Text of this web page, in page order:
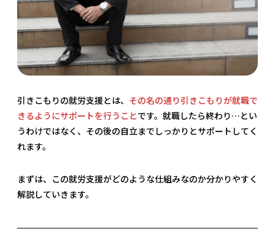
引きこもりの就労支援とは、 その名の通り引きこもりが就職で
きるようにサポートを行うことです。就職したら終わり…とい
うわけではなく、その後の自立までしっかりとサポートしてく
れます。
まずは、この就労支援がどのような仕組みなのか分かりやすく
解説していきます。